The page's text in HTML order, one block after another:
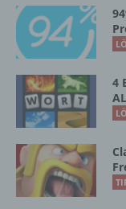
4
f)
auf
ohne
und